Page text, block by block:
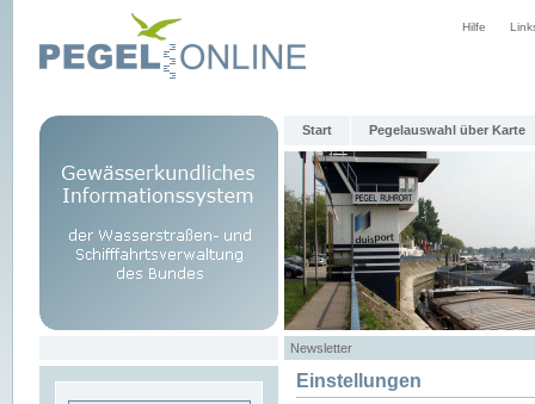
Hilfe
Start Pegelauswahl über Karte
Newsletter
Einstellungen